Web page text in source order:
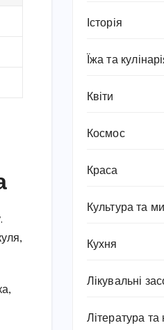
Історія
Їжа та
Квіти
Космос
Краса
Культура та
Кухня
Лікувальні
Література та